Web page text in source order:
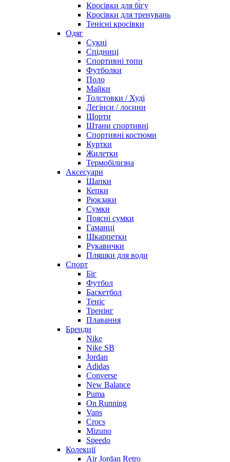
Кросівки для бігу
Кросівки для тренувань
Тенісні кросівки
Одяг
Сукні
Спідниці
Спортивні топи
Футболки
Поло
Майки
Толстовки / Худі
Легінси / лосини
Шорти
Штани спортивні
Спортивні костюми
Куртки
Жилетки
Термобілизна
Аксесуари
Шапки
Кепки
Рюкзаки
Сумки
Поясні сумки
Гаманці
Шкарпетки
Рукавички
Пляшки для води
Спорт
Біг
Футбол
Баскетбол
Теніс
Тренінг
Плавання
Бренди
Nike
Nike SB
Jordan
Adidas
Converse
New Balance
Puma
On Running
Vans
Crocs
Mizuno
Speedo
Колекції
Air Jordan Retro